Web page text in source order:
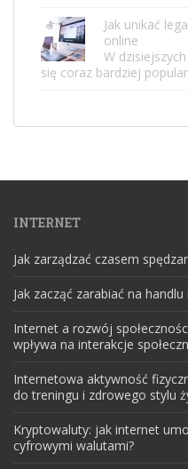
Jak unikać
online
W
się coraz bardziej
INTERNET
Jak zarządzać czasem
Jak zacząć zarabiać na
Internet a rozwój
wpływa na interakcje
Internetowa aktywność
do treningu i zdrowego stylu
Kryptowaluty: jak internet
cyfrowymi walutami?